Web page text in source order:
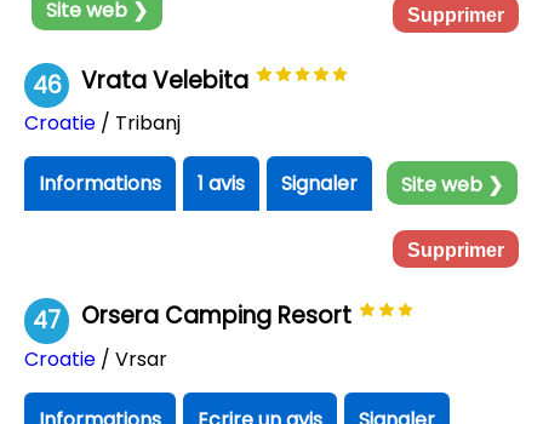
Site web ❯ Supprimer
46 Vrata Velebita
Croatie / Tribanj
Informations 1 avis Signaler Site web ❯
Supprimer
47 Orsera Camping Resort
Croatie / Vrsar